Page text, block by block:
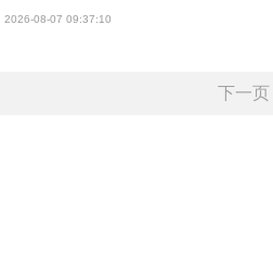
2026-08-07 09:37:10
下一页